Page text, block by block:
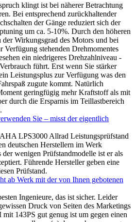
klingt ist bei näherer Betrachtung
Bei entsprechend zurückhaltender
der Gänge reduziert sich der
um ca. 5-10%. Durch den höheren
der Wirkungsgrad des Motors und bei
Verfügung stehenden Drehmomentes
ein niedrigeres Drehzahlniveau -
führt. Erst wenn Sie stärker
Leistungsplus zur Verfügung was den
zugute kommt. Natürlich
geringfügig mehr Kraftstoff als mit
durch die Ersparnis im Teillastbereich
Sie – misst der eigentlich
LPS3000 Allrad Leistungsprüfstand
deutschen Herstellern im Werk
wenigen Prüfstandmodelle ist er als
Führende Hersteller geben eine
Prüfstand.
ab Werk mit der von Ihnen gebotenen
Ingenieure, das ist sicher. Leider
Druck von Seiten des Marketings
143PS gut genug ist um gegen einen